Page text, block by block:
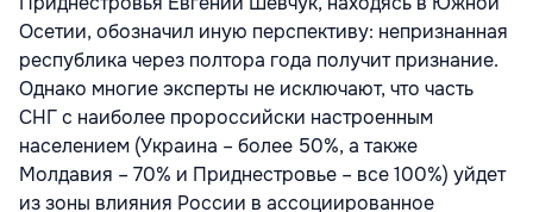
Осетии, обозначил иную перспективу: непризнанная
республика через полтора года получит признание.
Однако многие эксперты не исключают, что часть
СНГ с наиболее пророссийски настроенным
населением (Украина – более 50%, а также
Молдавия – 70% и Приднестровье – все 100%) уйдет
из зоны влияния России в ассоциированное